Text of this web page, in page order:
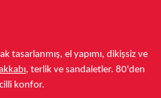
tasarlanmış, el yapımı, dikişsiz ve
, terlik ve sandaletler. 80'den
konfor.